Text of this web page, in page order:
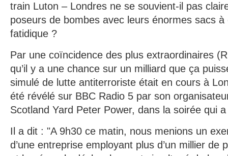
train Luton – Londres ne se souvient-il pas
poseurs de bombes avec leurs énormes sacs
fatidique ?
Par une coïncidence des plus extraordinaires
qu’il y a une chance sur un milliard que ça
simulé de lutte antiterroriste était en cours à
été révélé sur BBC Radio 5 par son
Scotland Yard Peter Power, dans la soirée qui
Il a dit : "A 9h30 ce matin, nous menions un
d’une entreprise employant plus d’un millier de